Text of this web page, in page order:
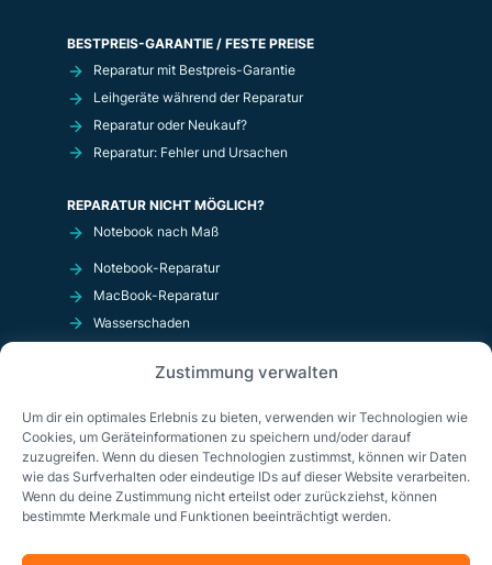
Zustimmung verwalten
Um dir ein optimales Erlebnis zu bieten, verwenden wir Technologien wie
Cookies, um Geräteinformationen zu speichern und/oder darauf
zuzugreifen. Wenn du diesen Technologien zustimmst, können wir Daten
wie das Surfverhalten oder eindeutige IDs auf dieser Website verarbeiten.
Wenn du deine Zustimmung nicht erteilst oder zurückziehst, können
bestimmte Merkmale und Funktionen beeinträchtigt werden.
BESTPREIS-GARANTIE / FESTE PREISE
Reparatur mit Bestpreis-Garantie
Leihgeräte während der Reparatur
Reparatur oder Neukauf?
Reparatur: Fehler und Ursachen
REPARATUR NICHT MÖGLICH?
Notebook nach Maß
Notebook-Reparatur
MacBook-Reparatur
Wasserschaden
OnlineShop